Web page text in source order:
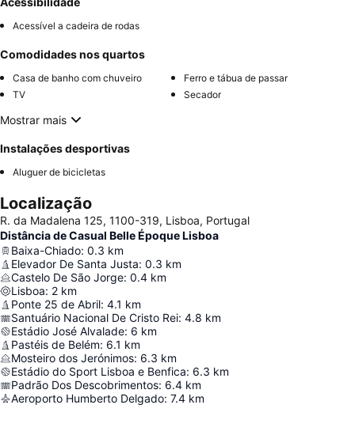
Acessível a cadeira de rodas
Comodidades nos quartos
Casa de banho com chuveiro
Ferro e tábua de passar
TV
Secador
Mostrar mais
Instalações desportivas
Aluguer de bicicletas
Localização
R. da Madalena 125, 1100-319, Lisboa, Portugal
Distância de Casual Belle Époque Lisboa
Baixa-Chiado: 0.3 km
Elevador De Santa Justa: 0.3 km
Castelo De São Jorge: 0.4 km
Lisboa: 2 km
Ponte 25 de Abril: 4.1 km
Santuário Nacional De Cristo Rei: 4.8 km
Estádio José Alvalade: 6 km
Pastéis de Belém: 6.1 km
Mosteiro dos Jerónimos: 6.3 km
Estádio do Sport Lisboa e Benfica: 6.3 km
Padrão Dos Descobrimentos: 6.4 km
Aeroporto Humberto Delgado: 7.4 km